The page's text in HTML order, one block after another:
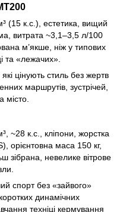
(15 к.с.), естетика, вищий
витрата ~3,1–3,5 л/100
м’якше, ніж у типових
та «лежачих».
цінують стиль без жертв
маршрутів, зустрічей,
місто.
~28 к.с., кліпони, жорстка
орієнтовна маса 150 кг,
зібрана, невелике вітрове
спорт без «зайвого»
динамічних
техніці кермування